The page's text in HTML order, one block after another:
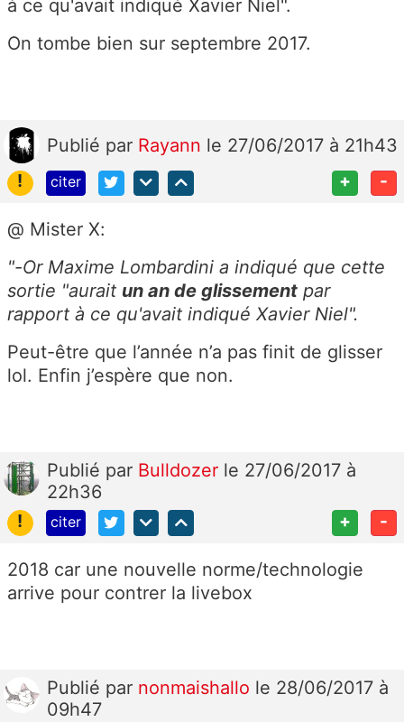
à ce qu'avait indiqué Xavier Niel".
On tombe bien sur septembre 2017.
Publié par Rayann le 27/06/2017 à 21h43
!
citer + -
@ Mister X:
"-Or Maxime Lombardini a indiqué que cette
sortie "aurait un an de glissement par
rapport à ce qu'avait indiqué Xavier Niel".
Peut-être que l’année n’a pas finit de glisser
lol. Enfin j’espère que non.
Publié par Bulldozer le 27/06/2017 à
22h36
!
citer + -
2018 car une nouvelle norme/technologie
arrive pour contrer la livebox
Publié par nonmaishallo le 28/06/2017 à
09h47